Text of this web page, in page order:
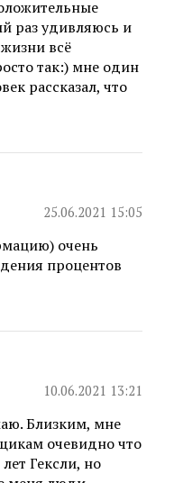
раз удивляюсь и
всё
так:) мне один
рассказал, что
25.06.2021 15:05
очень
процентов
10.06.2021 13:21
Близким, мне
очевидно что
Гексли, но